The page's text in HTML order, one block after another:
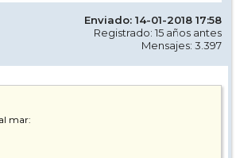
Enviado: 14-01-2018 17:58
Registrado: 15 años antes
Mensajes: 3.397
mar: